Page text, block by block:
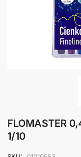
FLOMASTER
1/10